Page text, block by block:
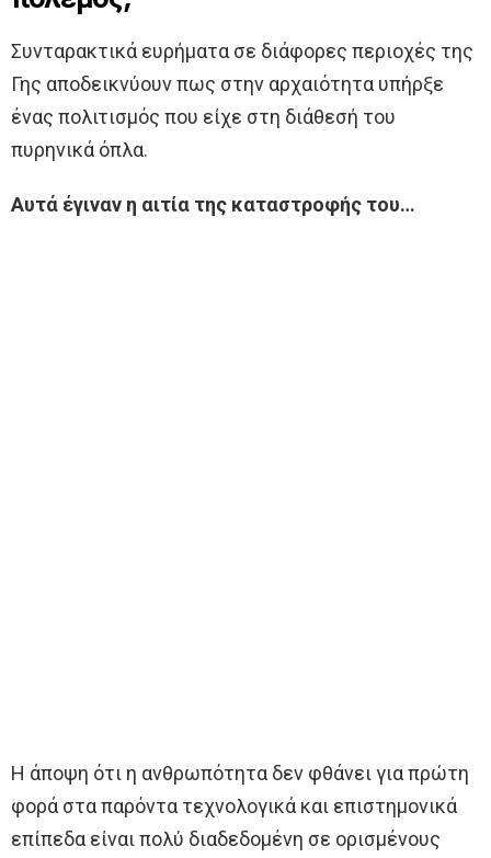
Συνταρακτικά ευρήματα σε διάφορες περιοχές της
Γης αποδεικνύουν πως στην αρχαιότητα υπήρξε
ένας πολιτισμός που είχε στη διάθεσή του
πυρηνικά όπλα.
Αυτά έγιναν η αιτία της καταστροφής του…
Η άποψη ότι η ανθρωπότητα δεν φθάνει για πρώτη
φορά στα παρόντα τεχνολογικά και επιστημονικά
επίπεδα είναι πολύ διαδεδομένη σε ορισμένους